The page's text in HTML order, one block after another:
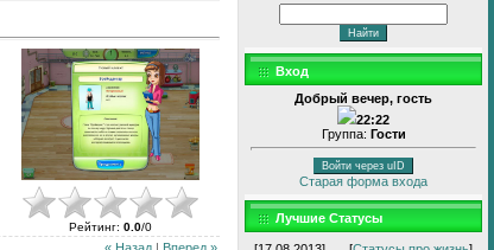
Рейтинг: 0.0/0
Вход
Добрый вечер, гость
22:22
Группа: Гости
Войти через uID
Старая форма входа
Лучшие Статусы